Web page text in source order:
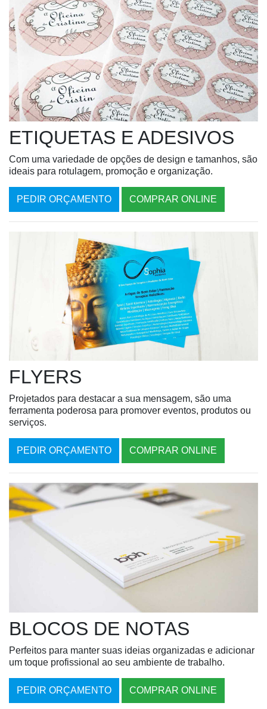
ETIQUETAS E ADESIVOS
Com uma variedade de opções de design e tamanhos, são
ideais para rotulagem, promoção e organização.
PEDIR ORÇAMENTO COMPRAR ONLINE
FLYERS
Projetados para destacar a sua mensagem, são uma
ferramenta poderosa para promover eventos, produtos ou
serviços.
PEDIR ORÇAMENTO COMPRAR ONLINE
BLOCOS DE NOTAS
Perfeitos para manter suas ideias organizadas e adicionar
um toque profissional ao seu ambiente de trabalho.
PEDIR ORÇAMENTO COMPRAR ONLINE